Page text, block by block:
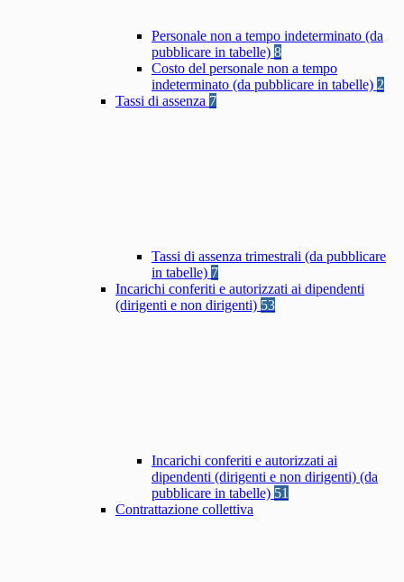
Personale non a tempo indeterminato (da
pubblicare in tabelle) 8
Costo del personale non a tempo
indeterminato (da pubblicare in tabelle) 2
Tassi di assenza 7
Tassi di assenza trimestrali (da pubblicare
in tabelle) 7
Incarichi conferiti e autorizzati ai dipendenti
(dirigenti e non dirigenti) 53
Incarichi conferiti e autorizzati ai
dipendenti (dirigenti e non dirigenti) (da
pubblicare in tabelle) 51
Contrattazione collettiva